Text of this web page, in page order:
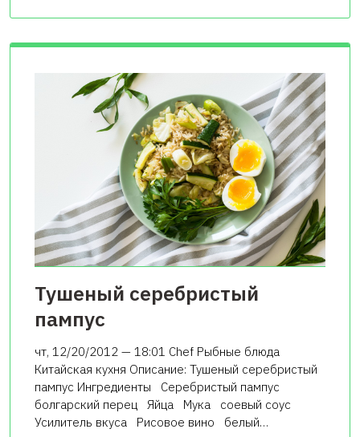
Тушеный серебристый
пампус
чт, 12/20/2012 — 18:01 Chef Рыбные блюда
Китайская кухня Описание: Тушеный серебристый
пампус Ингредиенты Серебристый пампус
болгарский перец Яйца Мука соевый соус
Усилитель вкуса Рисовое вино белый…